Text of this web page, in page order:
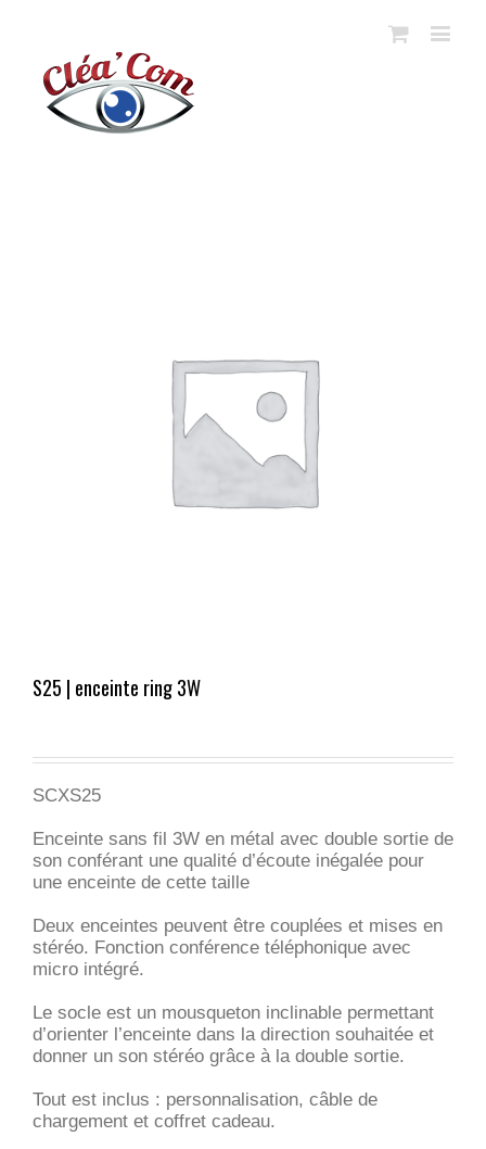
S25 | enceinte ring 3W
SCXS25
Enceinte sans fil 3W en métal avec double sortie de
son conférant une qualité d’écoute inégalée pour
une enceinte de cette taille
Deux enceintes peuvent être couplées et mises en
stéréo. Fonction conférence téléphonique avec
micro intégré.
Le socle est un mousqueton inclinable permettant
d’orienter l’enceinte dans la direction souhaitée et
donner un son stéréo grâce à la double sortie.
Tout est inclus : personnalisation, câble de
chargement et coffret cadeau.